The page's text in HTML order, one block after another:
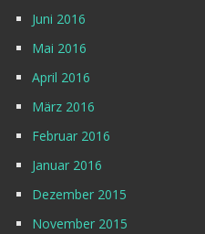
Juni 2016
Mai 2016
April 2016
März 2016
Februar 2016
Januar 2016
Dezember 2015
November 2015